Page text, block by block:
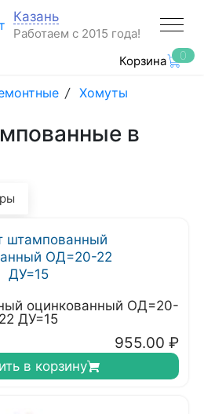
Казань
Работаем с 2015 года!
Корзина 0
/ Хомуты
в
оцинкованный ОД=20-
22 ДУ=15
955.00 ₽
в корзину